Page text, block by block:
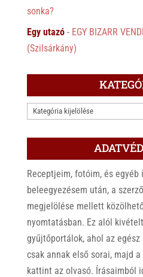
sonka?
Egy utazó- EGY BIZARR
(Szilsárkány)
KATEGÓRIÁK
Receptjeim, fotóim, és
beleegyezésem után, a
megjelölése mellett
nyomtatásban. Ez alól
gyűjtőportálok, ahol az
csak annak első sorai, majd
kattint az olvasó. Írásaimból